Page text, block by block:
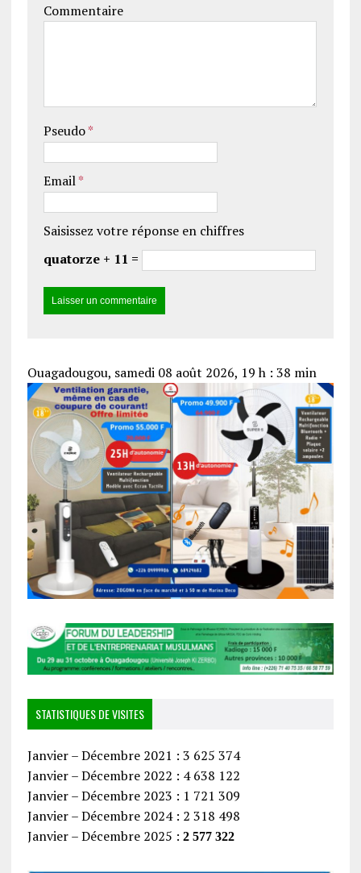
Commentaire
Pseudo*
Email*
Saisissez votre réponse en chiffres
quatorze + 11 =
Ouagadougou, samedi 08 août 2026, 19 h : 38 min
STATISTIQUES DE VISITES
Janvier – Décembre 2021 : 3 625 374
Janvier – Décembre 2022 : 4 638 122
Janvier – Décembre 2023 : 1 721 309
Janvier – Décembre 2024 : 2 318 498
Janvier – Décembre 2025 : 2 577 322